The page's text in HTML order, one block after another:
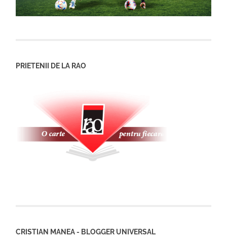
PRIETENII DE LA RAO
CRISTIAN MANEA - BLOGGER UNIVERSAL